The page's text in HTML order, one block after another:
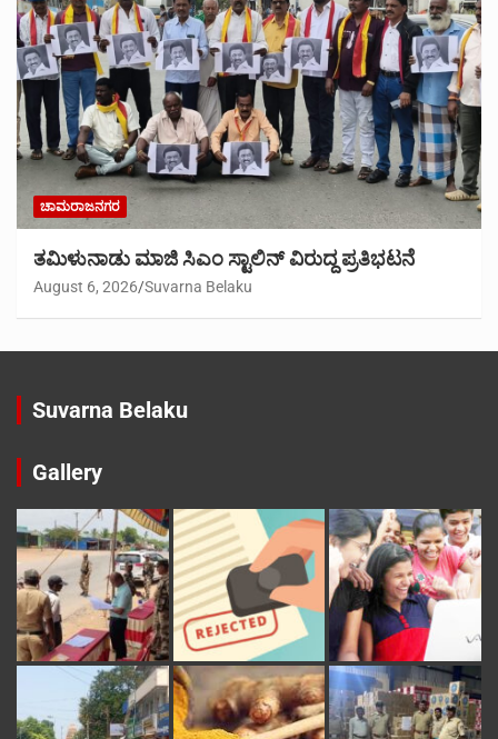
ಚಾಮರಾಜನಗರ
ತಮಿಳುನಾಡು ಮಾಜಿ ಸಿಎಂ ಸ್ಟಾಲಿನ್ ವಿರುದ್ದ ಪ್ರತಿಭಟನೆ
August 6, 2026 Suvarna Belaku
Suvarna Belaku
Gallery